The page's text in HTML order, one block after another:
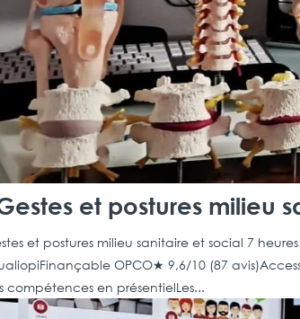
et postures milieu
et postures milieu sanitaire et social 7
OPCO★ 9,6/10 (87
en présentielLes...